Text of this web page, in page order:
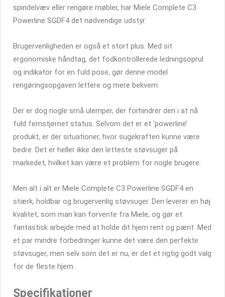
spindelvæv eller rengøre møbler, har Miele Complete C3
Powerline SGDF4 det nødvendige udstyr.
Brugervenligheden er også et stort plus. Med sit
ergonomiske håndtag, det fodkontrollerede ledningsoprul
og indikator for en fuld pose, gør denne model
rengøringsopgaven lettere og mere bekvem.
Der er dog nogle små ulemper, der forhindrer den i at nå
fuld femstjernet status. Selvom det er et ‘powerline’
produkt, er der situationer, hvor sugekraften kunne være
bedre. Det er heller ikke den letteste støvsuger på
markedet, hvilket kan være et problem for nogle brugere.
Men alt i alt er Miele Complete C3 Powerline SGDF4 en
stærk, holdbar og brugervenlig støvsuger. Den leverer en høj
kvalitet, som man kan forvente fra Miele, og gør et
fantastisk arbejde med at holde dit hjem rent og pænt. Med
et par mindre forbedringer kunne det være den perfekte
støvsuger, men selv som det er nu, er det et rigtig godt valg
for de fleste hjem.
Specifikationer